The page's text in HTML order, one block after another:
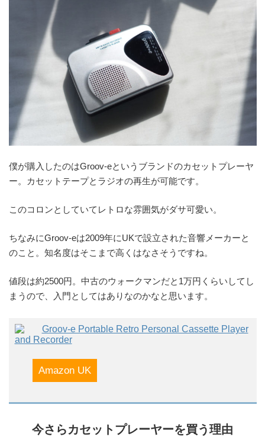
僕が購入したのはGroov-eというブランドのカセットプレーヤ
ー。カセットテープとラジオの再生が可能です。
このコロンとしていてレトロな雰囲気がダサ可愛い。
ちなみにGroov-eは2009年にUKで設立された音響メーカーと
のこと。知名度はそこまで高くはなさそうですね。
値段は約2500円。中古のウォークマンだと1万円くらいしてし
まうので、入門としてはありなのかなと思います。
Groov-e Portable Retro Personal Cassette Player
and Recorder
Amazon UK
今さらカセットプレーヤーを買う理由